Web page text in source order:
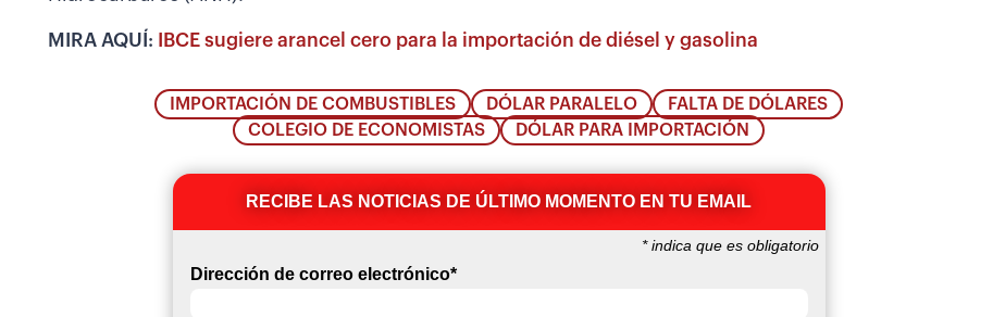
MIRA AQUÍ: IBCE sugiere arancel cero para la importación de diésel y gasolina
IMPORTACIÓN DE COMBUSTIBLES DÓLAR PARALELO
FALTA DE DÓLARES
COLEGIO DE ECONOMISTAS
DÓLAR PARA IMPORTACIÓN
RECIBE LAS NOTICIAS DE ÚLTIMO MOMENTO EN TU EMAIL
*indica que es obligatorio
Dirección de correo electrónico*